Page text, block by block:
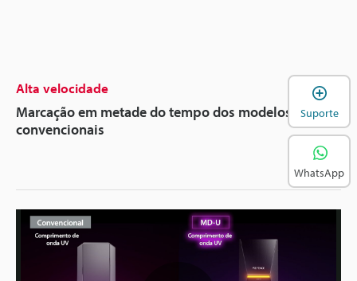
Alta velocidade
Marcação em metade do tempo dos modelos
convencionais
Suporte
WhatsApp